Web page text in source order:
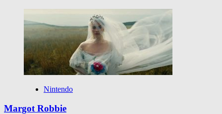
Nintendo
Margot Robbie